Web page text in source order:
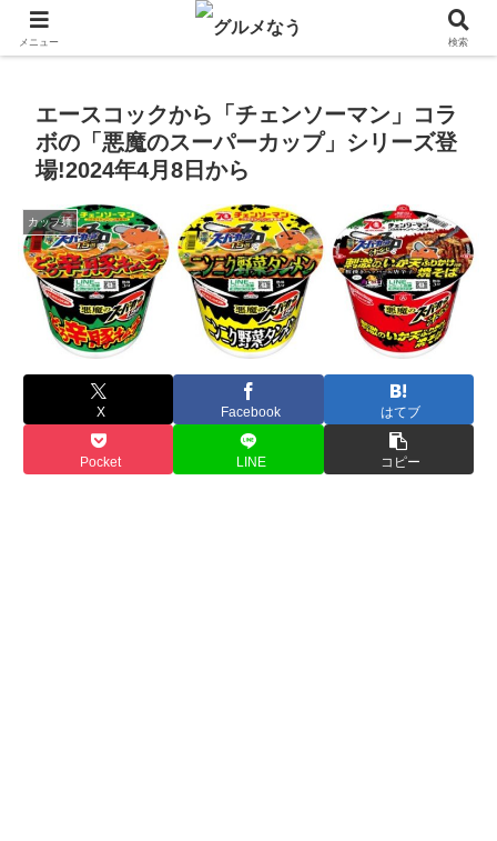
飲食店キャンペーン・食品飲料お菓子新発売のグルメニュース。
エースコックから「チェンソーマン」コラ
ボの「悪魔のスーパーカップ」シリーズ登
場!2024年4月8日から
カップ麺
X Facebook はてブ
Pocket LINE コピー
メニュー 検索